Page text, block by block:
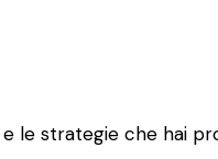
le strategie che hai